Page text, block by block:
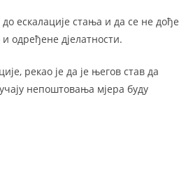
ескалације стања и да се не дође
одређене дјелатности.
рекао је да је његов став да
непоштовања мјера буду